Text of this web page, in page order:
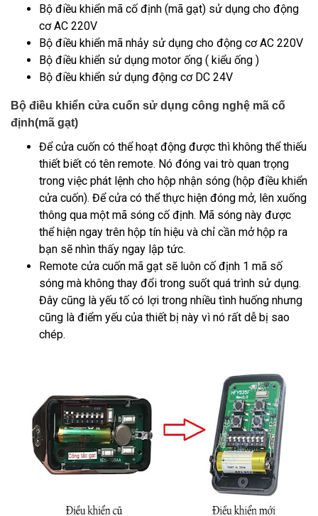
Bộ điều khiển mã cố định (mã gạt) sử dụng cho động
cơ AC 220V
Bộ điều khiển mã nhảy sử dụng cho động cơ AC 220V
Bộ điều khiển sử dụng motor ống ( kiểu ống )
Bộ điều khiển sử dụng động cơ DC 24V
Bộ điều khiển cửa cuốn sử dụng công nghệ mã cố
định(mã gạt)
Để cửa cuốn có thể hoạt động được thì không thể thiếu
thiết biết có tên remote. Nó đóng vai trò quan trọng
trong việc phát lệnh cho hộp nhận sóng (hộp điều khiển
cửa cuốn). Để cửa có thể thực hiện đóng mở, lên xuống
thông qua một mã sóng cố định. Mã sóng này được
thể hiện ngay trên hộp tín hiệu và chỉ cần mở hộp ra
bạn sẽ nhìn thấy ngay lập tức.
Remote cửa cuốn mã gạt sẽ luôn cố định 1 mã số
sóng mà không thay đổi trong suốt quá trình sử dụng.
Đây cũng là yếu tố có lợi trong nhiều tình huống nhưng
cũng là điểm yếu của thiết bị này vì nó rất dễ bị sao
chép.